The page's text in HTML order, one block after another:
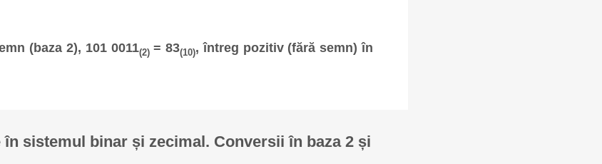
(baza 2), 101 0011(2)= 83(10), întreg pozitiv (fără semn) în
sistemul binar și zecimal. Conversii în baza 2 și